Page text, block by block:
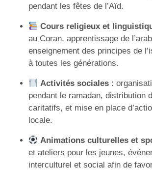
pendant les fêtes de l’Aïd.
Cours religieux et
au Coran, apprentissage de
enseignement des principes de
à toutes les générations.
Activités sociales :
pendant le ramadan, distribution
caritatifs, et mise en place
locale.
Animations culturelles et
et ateliers pour les jeunes,
interculturel et social afin de